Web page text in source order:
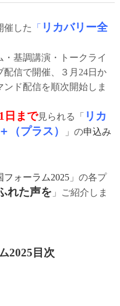
催した 「 リカバリー全
・基調講演・トークライ
信で開催、３月24日か
ド配信を順次開始しま
日まで見られる「 リカ
（プラス）
」の申込み
フォーラム2025」の各プ
れた声を 」ご紹介しま
2025目次